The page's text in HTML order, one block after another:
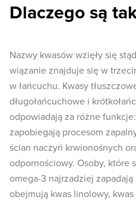
Dlaczego są
Nazwy kwasów wzięły się
wiązanie znajduje się w
w łańcuchu. Kwasy
długołańcuchowe i
odpowiadają za różne
zapobiegają procesom
ścian naczyń krwionośnych
odpornościowy. Osoby, które
omega-3 najrzadziej
obejmują kwas linolowy,